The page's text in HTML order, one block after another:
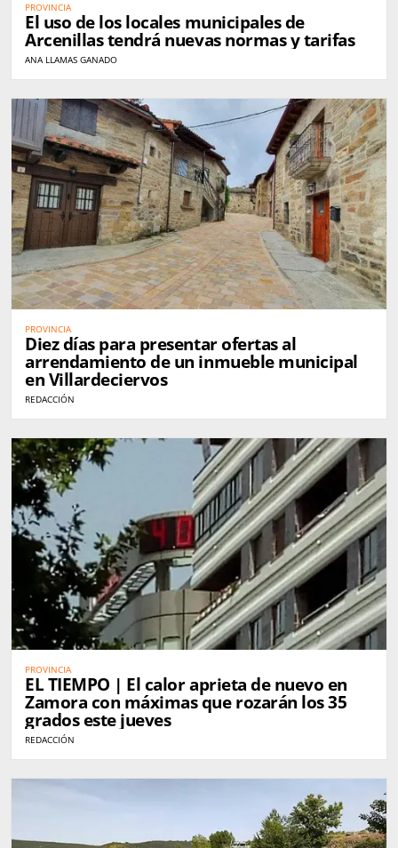
PROVINCIA
El uso de los locales municipales de
Arcenillas tendrá nuevas normas y tarifas
ANA LLAMAS GANADO
PROVINCIA
Diez días para presentar ofertas al
arrendamiento de un inmueble municipal
en Villardeciervos
REDACCIÓN
PROVINCIA
EL TIEMPO | El calor aprieta de nuevo en
Zamora con máximas que rozarán los 35
grados este jueves
REDACCIÓN